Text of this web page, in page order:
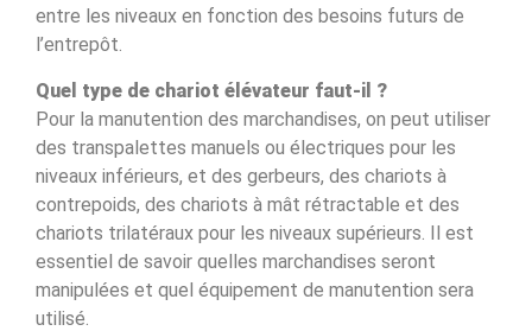
entre les niveaux en fonction des besoins futurs de
l’entrepôt.
Quel type de chariot élévateur faut-il ?
Pour la manutention des marchandises, on peut utiliser
des transpalettes manuels ou électriques pour les
niveaux inférieurs, et des gerbeurs, des chariots à
contrepoids, des chariots à mât rétractable et des
chariots trilatéraux pour les niveaux supérieurs. Il est
essentiel de savoir quelles marchandises seront
manipulées et quel équipement de manutention sera
utilisé.